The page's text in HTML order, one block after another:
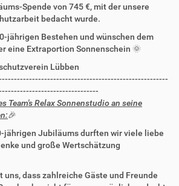
Spende von 745 €, mit der unsere
bedacht wurde.
jährigen Bestehen und wünschen dem
eine Extraportion Sonnenschein 🌞
Lübben
Team's Relax Sonnenstudio an seine
🎉
jährigen Jubiläums durften wir viele liebe
und große Wertschätzung
uns, dass zahlreiche Gäste und Freunde